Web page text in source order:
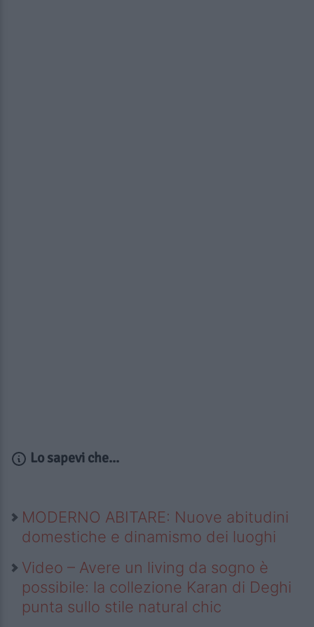
Lo sapevi che...
MODERNO ABITARE: Nuove abitudini
domestiche e dinamismo dei luoghi
Video – Avere un living da sogno è
possibile: la collezione Karan di Deghi
punta sullo stile natural chic